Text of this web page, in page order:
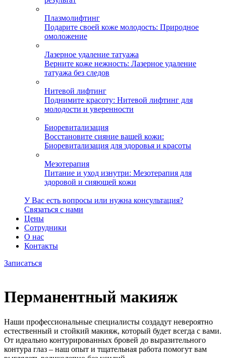
Плазмолифтинг
Подарите своей коже молодость: Природное
омоложение
Лазерное удаление татуажа
Верните коже нежность: Лазерное удаление
татуажа без следов
Нитевой лифтинг
Поднимите красоту: Нитевой лифтинг для
молодости и уверенности
Биоревитализация
Восстановите сияние вашей кожи:
Биоревитализация для здоровья и красоты
Мезотерапия
Питание и уход изнутри: Мезотерапия для
здоровой и сияющей кожи
У Вас есть вопросы или нужна консультация?
Связаться с нами
Цены
Сотрудники
О нас
Контакты
Записаться
Перманентный макияж
Наши профессиональные специалисты создадут невероятно
естественный и стойкий макияж, который будет всегда с вами.
От идеально контурированных бровей до выразительного
контура глаз – наш опыт и тщательная работа помогут вам